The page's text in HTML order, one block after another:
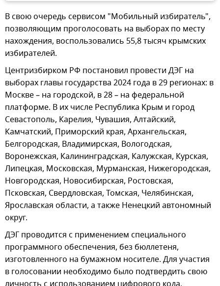
В свою очередь сервисом "Мобильный избиратель",
позволяющим проголосовать на выборах по месту
нахождения, воспользовались 55,8 тысяч крымских
избирателей.
Центризбирком РФ постановил провести ДЭГ на
выборах главы государства 2024 года в 29 регионах: в
Москве – на городской, в 28 – на федеральной
платформе. В их числе Республика Крым и город
Севастополь, Карелия, Чувашия, Алтайский,
Камчатский, Приморский края, Архангельская,
Белгородская, Владимирская, Вологодская,
Воронежская, Калининградская, Калужская, Курская,
Липецкая, Московская, Мурманская, Нижегородская,
Новгородская, Новосибирская, Ростовская,
Псковская, Свердловская, Томская, Челябинская,
Ярославская области, а также Ненецкий автономный
округ.
ДЭГ проводится с применением специального
программного обеспечения, без бюллетеня,
изготовленного на бумажном носителе. Для участия
в голосовании необходимо было подтвердить свою